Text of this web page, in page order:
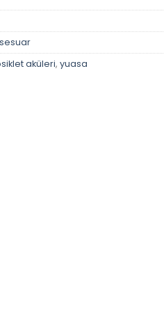
aküleri, yuasa